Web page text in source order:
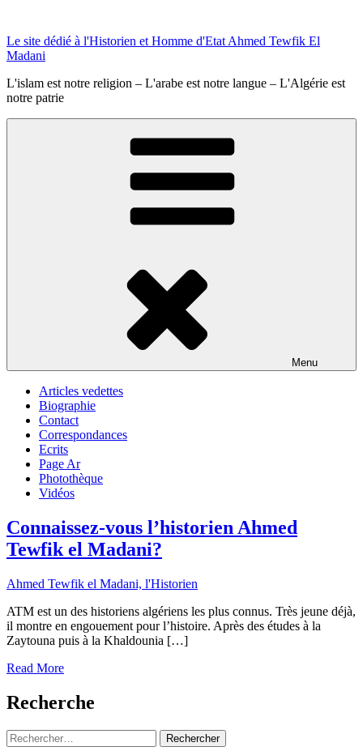
content
Le site dédié à l'Historien et Homme d'Etat Ahmed Tewfik El
Madani
L'islam est notre religion – L'arabe est notre langue – L'Algérie est
notre patrie
Menu
Articles vedettes
Biographie
Contact
Correspondances
Ecrits
Page Ar
Photothèque
Vidéos
Connaissez-vous l’historien Ahmed
Tewfik el Madani?
Ahmed Tewfik el Madani, l'Historien
ATM est un des historiens algériens les plus connus. Très jeune déjà,
il montre en engouement pour l’histoire. Après des études à la
Zaytouna puis à la Khaldounia […]
Read More
Recherche
Rechercher :